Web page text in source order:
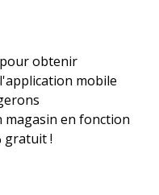
obtenir
mobile
en fonction
gratuit !